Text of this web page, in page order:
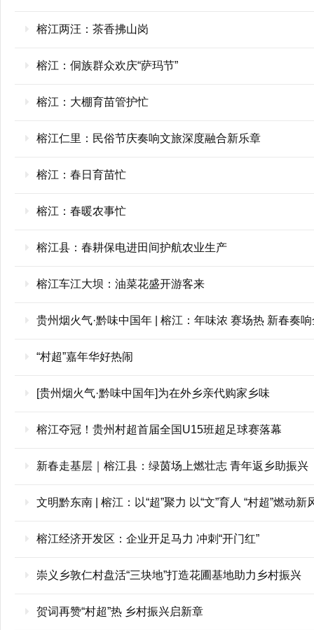
榕江两汪：茶香拂山岗
榕江：侗族群众欢庆“萨玛节”
榕江：大棚育苗管护忙
榕江仁里：民俗节庆奏响文旅深度融合新乐章
榕江：春日育苗忙
榕江：春暖农事忙
榕江县：春耕保电进田间护航农业生产
榕江车江大坝：油菜花盛开游客来
贵州烟火气·黔味中国年 | 榕江：年味浓 赛场热 新春奏
“村超”嘉年华好热闹
[贵州烟火气·黔味中国年]为在外乡亲代购家乡味
榕江夺冠！贵州村超首届全国U15班超足球赛落幕
新春走基层｜榕江县：绿茵场上燃壮志 青年返乡助振兴
文明黔东南 | 榕江：以“超”聚力 以“文”育人 “村超”燃动
榕江经济开发区：企业开足马力 冲刺“开门红”
崇义乡敦仁村盘活“三块地”打造花圃基地助力乡村振兴
贺词再赞“村超”热 乡村振兴启新章